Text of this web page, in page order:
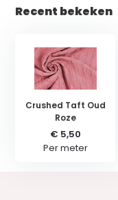
Recent bekeken
Crushed Taft Oud
Roze
€ 5,50
Per meter